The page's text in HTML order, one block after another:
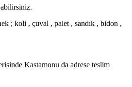
; koli , çuval , palet , sandık , bidon ,
Kastamonu da adrese teslim